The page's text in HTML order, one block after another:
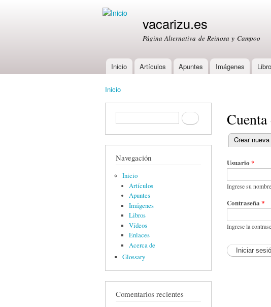
vacarizu.es
Página Alternativa de Reinosa y Campoo
Main menu
Inicio Artículos Apuntes Imágenes
Inicio
Formulario de búsquedaBuscar
Navegación
Inicio
Artículos
Apuntes
Imágenes
Libros
Vídeos
Enlaces
Acerca de
Glossary
Comentarios recientes
Primary
Crear
Usuario *
Ingrese su
Contraseña *
Ingrese la